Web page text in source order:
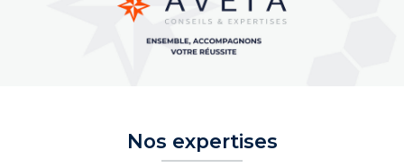
Nos expertises